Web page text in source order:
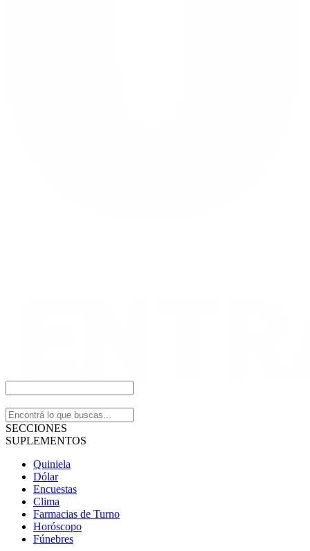
SECCIONES
SUPLEMENTOS
Quiniela
Dólar
Encuestas
Clima
Farmacias de Turno
Horóscopo
Fúnebres